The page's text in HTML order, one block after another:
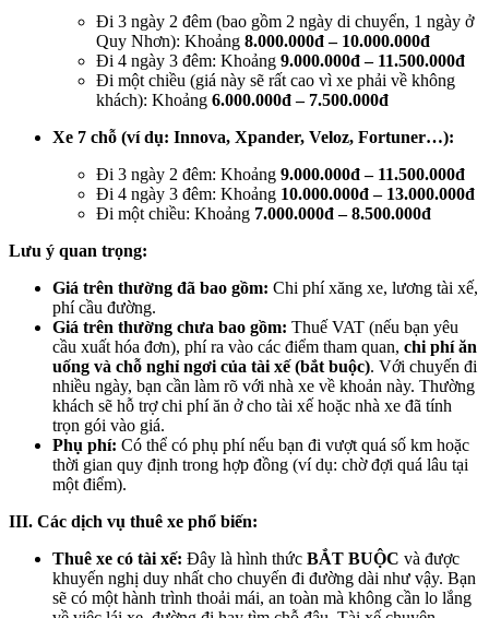
Đi 3 ngày 2 đêm (bao gồm 2 ngày di chuyển, 1 ngày ở
Quy Nhơn): Khoảng 8.000.000đ – 10.000.000đ
Đi 4 ngày 3 đêm: Khoảng 9.000.000đ – 11.500.000đ
Đi một chiều (giá này sẽ rất cao vì xe phải về không
khách): Khoảng 6.000.000đ – 7.500.000đ
Xe 7 chỗ (ví dụ: Innova, Xpander, Veloz, Fortuner…):
Đi 3 ngày 2 đêm: Khoảng 9.000.000đ – 11.500.000đ
Đi 4 ngày 3 đêm: Khoảng 10.000.000đ – 13.000.000đ
Đi một chiều: Khoảng 7.000.000đ – 8.500.000đ
Lưu ý quan trọng:
Giá trên thường đã bao gồm: Chi phí xăng xe, lương tài xế,
phí cầu đường.
Giá trên thường chưa bao gồm: Thuế VAT (nếu bạn yêu
cầu xuất hóa đơn), phí ra vào các điểm tham quan, chi phí ăn
uống và chỗ nghỉ ngơi của tài xế (bắt buộc). Với chuyến đi
nhiều ngày, bạn cần làm rõ với nhà xe về khoản này. Thường
khách sẽ hỗ trợ chi phí ăn ở cho tài xế hoặc nhà xe đã tính
trọn gói vào giá.
Phụ phí: Có thể có phụ phí nếu bạn đi vượt quá số km hoặc
thời gian quy định trong hợp đồng (ví dụ: chờ đợi quá lâu tại
một điểm).
III. Các dịch vụ thuê xe phổ biến:
Thuê xe có tài xế: Đây là hình thức BẮT BUỘC và được
khuyến nghị duy nhất cho chuyến đi đường dài như vậy. Bạn
sẽ có một hành trình thoải mái, an toàn mà không cần lo lắng